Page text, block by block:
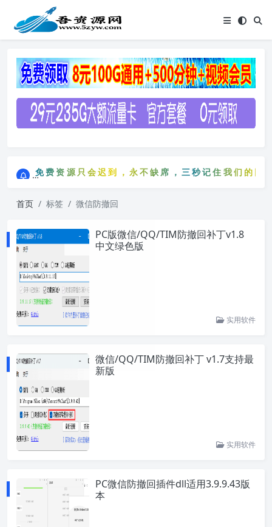
免费资源只会迟到，永不缺席，三秒记住我们的网
免费资源只会迟到，永不缺席，三秒记住我
首页 标签 微信防撤回
PC版微信/QQ/TIM防撤回补丁v1.8
中文绿色版
实用软件
微信/QQ/TIM防撤回补丁 v1.7支持最
新版
实用软件
PC微信防撤回插件dll适用3.9.9.43版
本